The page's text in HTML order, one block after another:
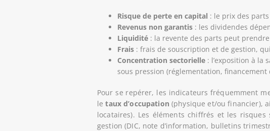
Risque de perte en capital : le prix des
Revenus non garantis: les dividendes
Liquidité: la revente des parts peut
Frais: frais de souscription et de gestion,
Concentration sectorielle : l’exposition à
sous pression (réglementation,
Pour se repérer, les indicateurs fréquemment
letaux d’occupation (physique et/ou financier),
locataires). Les éléments chiffrés et les
gestion (DIC, note d’information, bulletins